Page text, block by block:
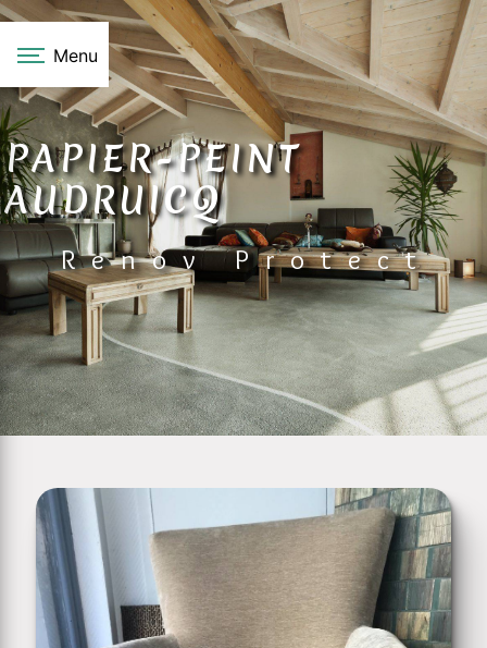
Menu
PAPIER-PEINT
AUDRUICQ
Renov Protect
Panneau de gestion des cookies